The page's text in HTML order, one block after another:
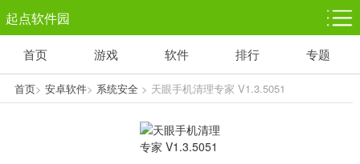
起点软件园
塔防游戏
1千+款游戏
休闲益智
1万+款游戏
体育竞技
5百+款游戏
赛车竞速
3百+款游戏
首页 游戏 软件 排行 专题
首页> 安卓软件> 系统安全> 天眼手机清理专家 V1.3.5051